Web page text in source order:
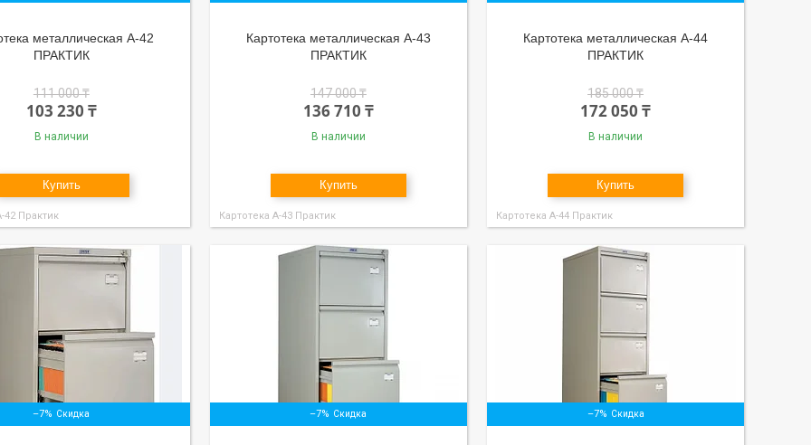
металлическая А-42
ПРАКТИК
111 000 ₸
103 230 ₸
В наличии
Купить
42 Практик
Картотека металлическая А-43
ПРАКТИК
147 000 ₸
136 710 ₸
В наличии
Купить
Картотека А-43 Практик
Картотека металлическая А-44
ПРАКТИК
185 000 ₸
172 050 ₸
В наличии
Купить
Картотека А-44 Практик
–7% –7% –7%